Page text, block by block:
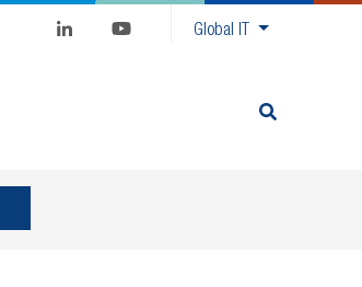
GlobalIT